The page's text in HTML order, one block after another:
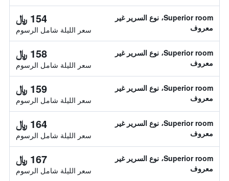
Superior room، نوع السرير غير
معروف
154 ﷼
سعر الليلة شامل الرسوم
Superior room، نوع السرير غير
معروف
158 ﷼
سعر الليلة شامل الرسوم
Superior room، نوع السرير غير
معروف
159 ﷼
سعر الليلة شامل الرسوم
Superior room، نوع السرير غير
معروف
164 ﷼
سعر الليلة شامل الرسوم
Superior room، نوع السرير غير
معروف
167 ﷼
سعر الليلة شامل الرسوم